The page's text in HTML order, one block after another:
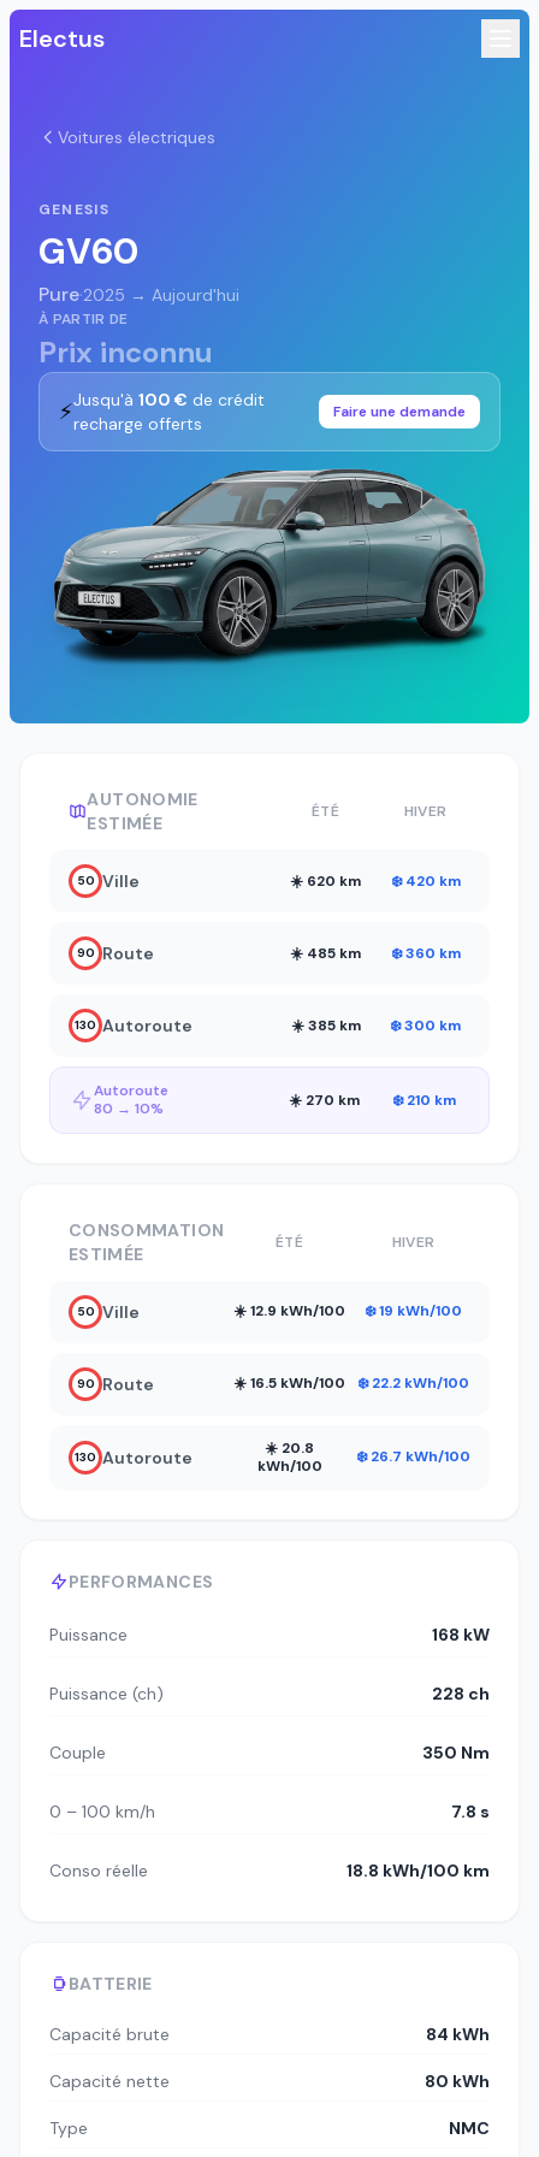
Electus
Voitures électriques
GENESIS
GV60
Pure·2025 → Aujourd'hui
À PARTIR DE
Prix inconnu
⚡Jusqu'à 100 € de crédit
recharge offerts
Faire une demande
AUTONOMIE
ESTIMÉE
ÉTÉ HIVER
50 Ville ☀️ 620 km ❄️ 420 km
90 Route ☀️ 485 km ❄️ 360 km
130 Autoroute ☀️ 385 km ❄️ 300 km
Autoroute
80 → 10%
☀️ 270 km ❄️ 210 km
PERFORMANCES
Puissance 168 kW
Puissance (ch) 228 ch
Couple 350 Nm
0 – 100 km/h 7.8 s
Conso réelle 18.8 kWh/100 km
BATTERIE
Capacité brute 84 kWh
Capacité nette 80 kWh
Type NMC
CONSOMMATION
ESTIMÉE
ÉTÉ HIVER
50 Ville ☀️ 12.9 kWh/100 ❄️ 19 kWh/100
90 Route ☀️ 16.5 kWh/100 ❄️ 22.2 kWh/100
130 Autoroute
☀️ 20.8
kWh/100
❄️ 26.7 kWh/100